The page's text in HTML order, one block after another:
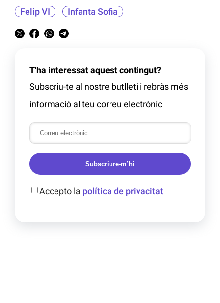
Felip VI Infanta Sofia
T'ha interessat aquest contingut?
Subscriu-te al nostre butlletí i rebràs més
informació al teu correu electrònic
Subscriure-m’hi
Accepto la política de privacitat